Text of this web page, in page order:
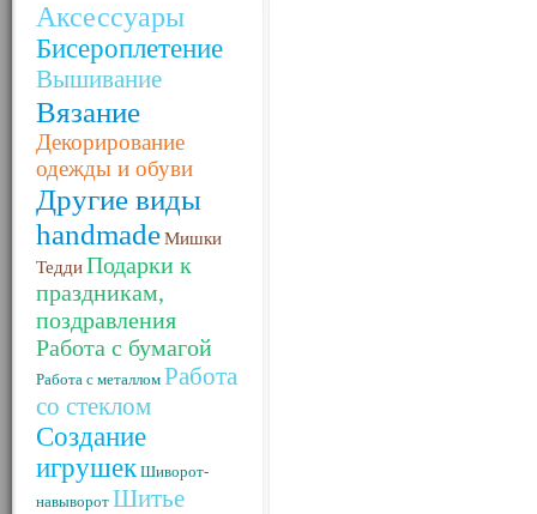
Аксессуары
Бисероплетение
Вышивание
Вязание
Декорирование
одежды и обуви
Другие виды
handmadeМишки
ТеддиПодарки к
праздникам,
поздравления
Работа с бумагой
Работа с металлом Работа
со стеклом
Создание
игрушек Шиворот-
навыворот Шитье